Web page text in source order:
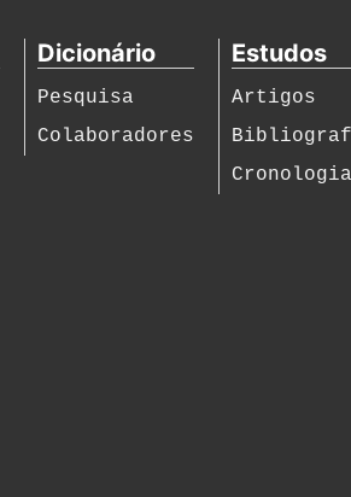
Dicionário
Pesquisa
Colaboradores
Estudos
Artigos